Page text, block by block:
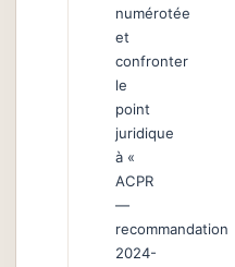
numérotée
et
confronter
le
point
juridique
à «
ACPR
—
recommandation
2024-